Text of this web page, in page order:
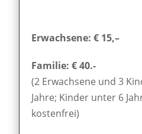
Erwachsene: € 15,–
Familie: € 40.-
(2 Erwachsene und 3
Jahre; Kinder unter 6
kostenfrei)